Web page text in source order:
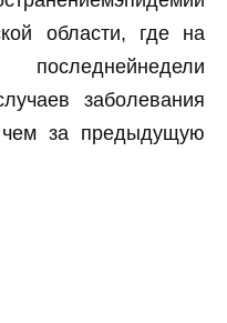
области, где на
заболевания
за предыдущую